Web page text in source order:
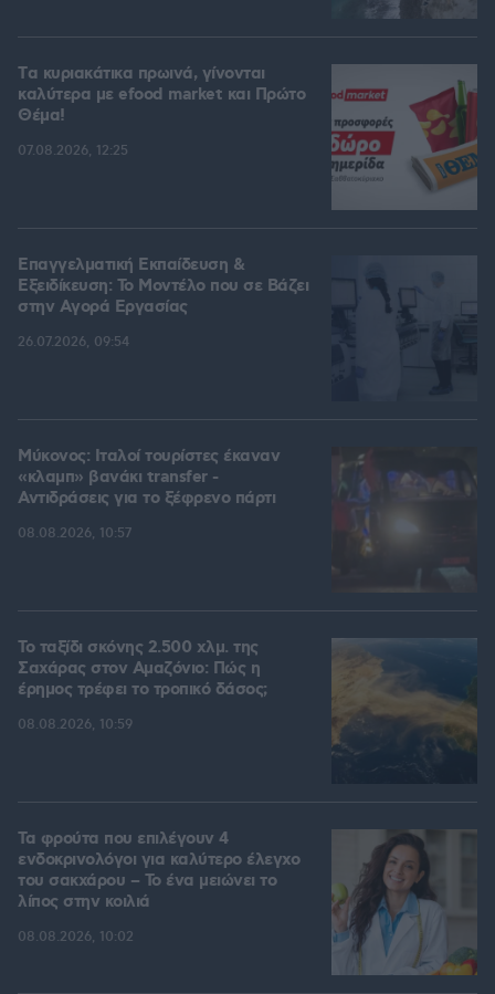
Tα κυριακάτικα πρωινά, γίνονται
καλύτερα με efood market και Πρώτο
Θέμα!
07.08.2026, 12:25
Επαγγελματική Εκπαίδευση &
Εξειδίκευση: Το Mοντέλο που σε Bάζει
στην Aγορά Eργασίας
26.07.2026, 09:54
Μύκονος: Ιταλοί τουρίστες έκαναν
«κλαμπ» βανάκι transfer -
Αντιδράσεις για το ξέφρενο πάρτι
08.08.2026, 10:57
Το ταξίδι σκόνης 2.500 χλμ. της
Σαχάρας στον Αμαζόνιο: Πώς η
έρημος τρέφει το τροπικό δάσος;
08.08.2026, 10:59
Τα φρούτα που επιλέγουν 4
ενδοκρινολόγοι για καλύτερο έλεγχο
του σακχάρου – Το ένα μειώνει το
λίπος στην κοιλιά
08.08.2026, 10:02